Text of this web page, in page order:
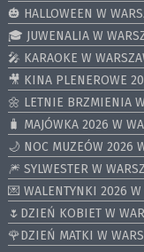
🎃 HALLOWEEN W
🎓 JUWENALIA W
🎤 KARAOKE W
🎥 KINA PLENEROWE
🌼 LETNIE BRZMIENIA
🧳 MAJÓWKA 2026 W
🌙 NOC MUZEÓW 2026
🎆 SYLWESTER W
💌 WALENTYNKI 2026 W
🌷DZIEŃ KOBIET W
🌹DZIEŃ MATKI W